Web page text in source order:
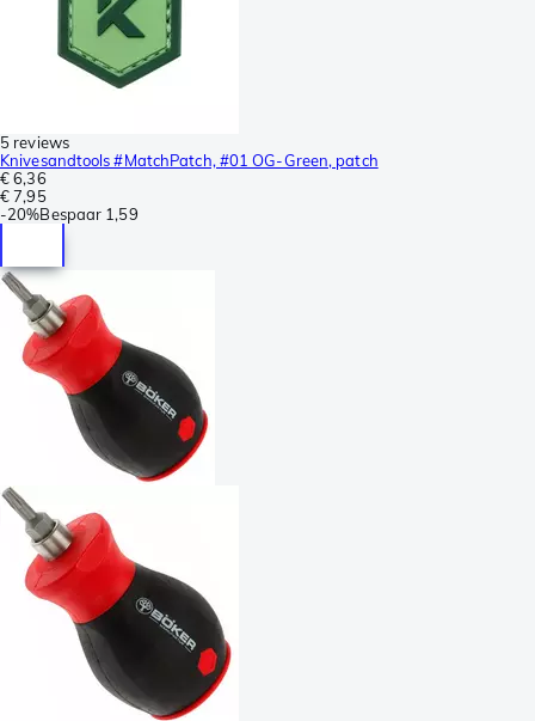
5 reviews
Knivesandtools #MatchPatch, #01 OG-Green, patch
€ 6,36
€ 7,95
-20%Bespaar 1,59